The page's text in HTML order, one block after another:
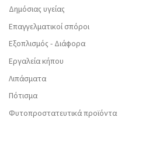
Δημόσιας υγείας
Επαγγελματικοί σπόροι
Εξοπλισμός - Διάφορα
Εργαλεία κήπου
Λιπάσματα
Πότισμα
Φυτοπροστατευτικά προϊόντα